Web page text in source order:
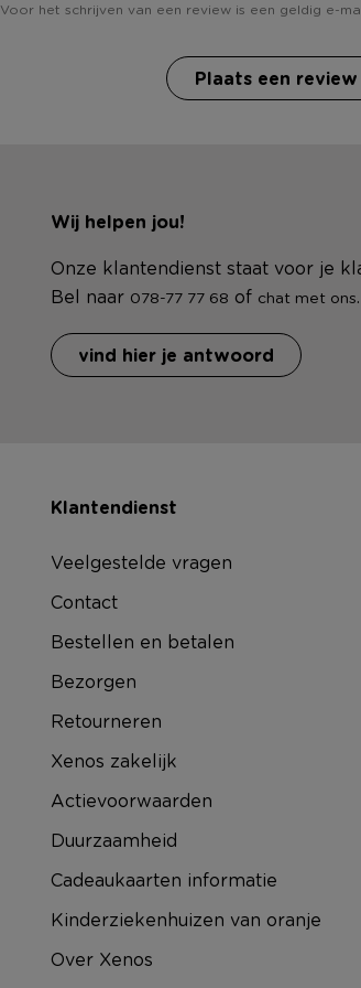
Voor het schrijven van een review is een geldig e-
Plaats een review
Wij helpen jou!
Onze klantendienst staat voor je
Bel naar 078-77 77 68 of chat met ons.
vind hier je antwoord
Klantendienst
Veelgestelde vragen
Contact
Bestellen en betalen
Bezorgen
Retourneren
Xenos zakelijk
Actievoorwaarden
Duurzaamheid
Cadeaukaarten informatie
Kinderziekenhuizen van oranje
Over Xenos